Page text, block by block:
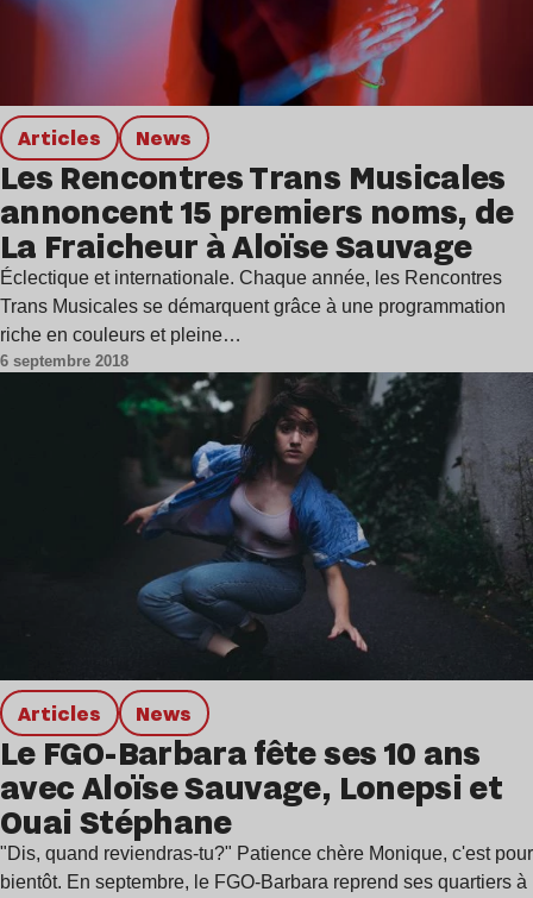
Articles news
Les Rencontres Trans Musicales
annoncent 15 premiers noms, de
La Fraicheur à Aloïse Sauvage
Éclectique et internationale. Chaque année, les Rencontres
Trans Musicales se démarquent grâce à une programmation
riche en couleurs et pleine…
6 septembre 2018
Articles news
Le FGO-Barbara fête ses 10 ans
avec Aloïse Sauvage, Lonepsi et
Ouai Stéphane
"Dis, quand reviendras-tu?" Patience chère Monique, c'est pour
bientôt. En septembre, le FGO-Barbara reprend ses quartiers à